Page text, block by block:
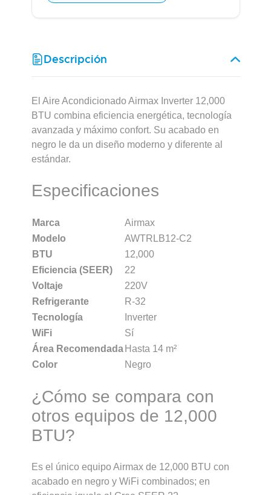
Descripción
El Aire Acondicionado Airmax Inverter 12,000
BTU combina eficiencia energética, tecnología
avanzada y máximo confort. Su acabado en
negro le da un diseño moderno y diferente al
estándar.
Especificaciones
Marca
Airmax
Modelo
AWTRLB12-C2
BTU
12,000
Eficiencia (SEER)
22
Voltaje
220V
Refrigerante
R-32
Tecnología
Inverter
WiFi
Sí
Área Recomendada Hasta 14 m²
Color
Negro
¿Cómo se compara con
otros equipos de 12,000
BTU?
Es el único equipo Airmax de 12,000 BTU con
acabado en negro y WiFi combinados; en